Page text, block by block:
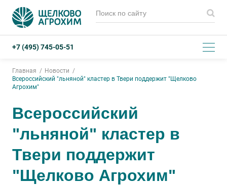
+7 (495) 745-05-51
Главная
Новости
Всероссийский "льняной" кластер в Твери поддержит "Щелково
Агрохим"
Всероссийский
"льняной" кластер в
Твери поддержит
"Щелково Агрохим"